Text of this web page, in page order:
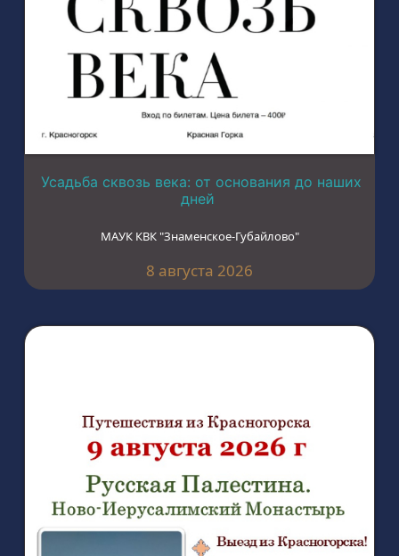
Усадьба сквозь века: от основания до наших
дней
МАУК КВК "Знаменское-Губайлово"
8 августа 2026